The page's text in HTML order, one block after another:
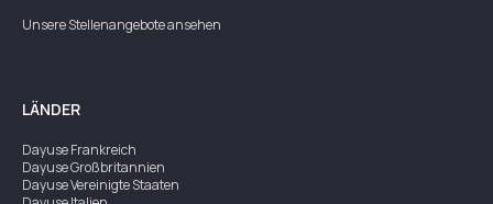
Unsere Stellenangebote ansehen
LÄNDER
DayuseFrankreich
DayuseGroßbritannien
DayuseVereinigte Staaten